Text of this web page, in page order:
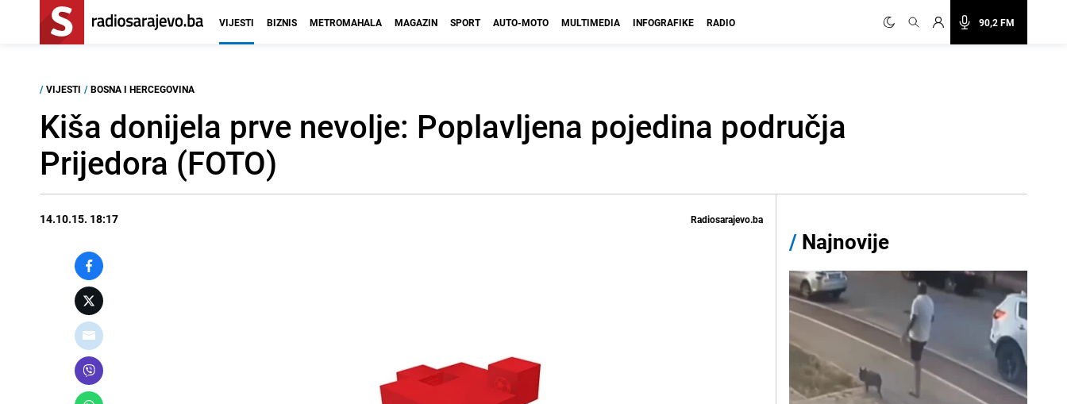
90,2 FM
VIJESTI BIZNIS METROMAHALA MAGAZIN SPORT AUTO-MOTO MULTIMEDIA INFOGRAFIKE RADIO
/ VIJESTI / BOSNA I HERCEGOVINA
Kiša donijela prve nevolje: Poplavljena pojedina područja
Prijedora (FOTO)
14.10.15. 18:17 Radiosarajevo.ba
/ Najnovije